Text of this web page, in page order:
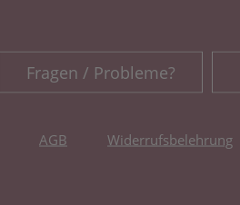
Fragen / Probleme?
AGB Widerrufsbelehrung